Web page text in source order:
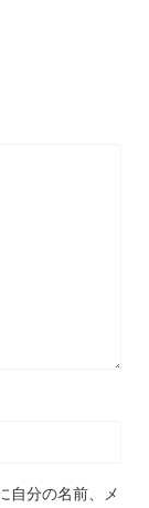
自分の名前、メ